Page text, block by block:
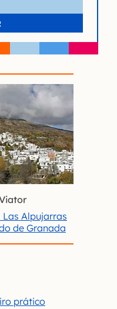
Alpujarras
de Granada
prático